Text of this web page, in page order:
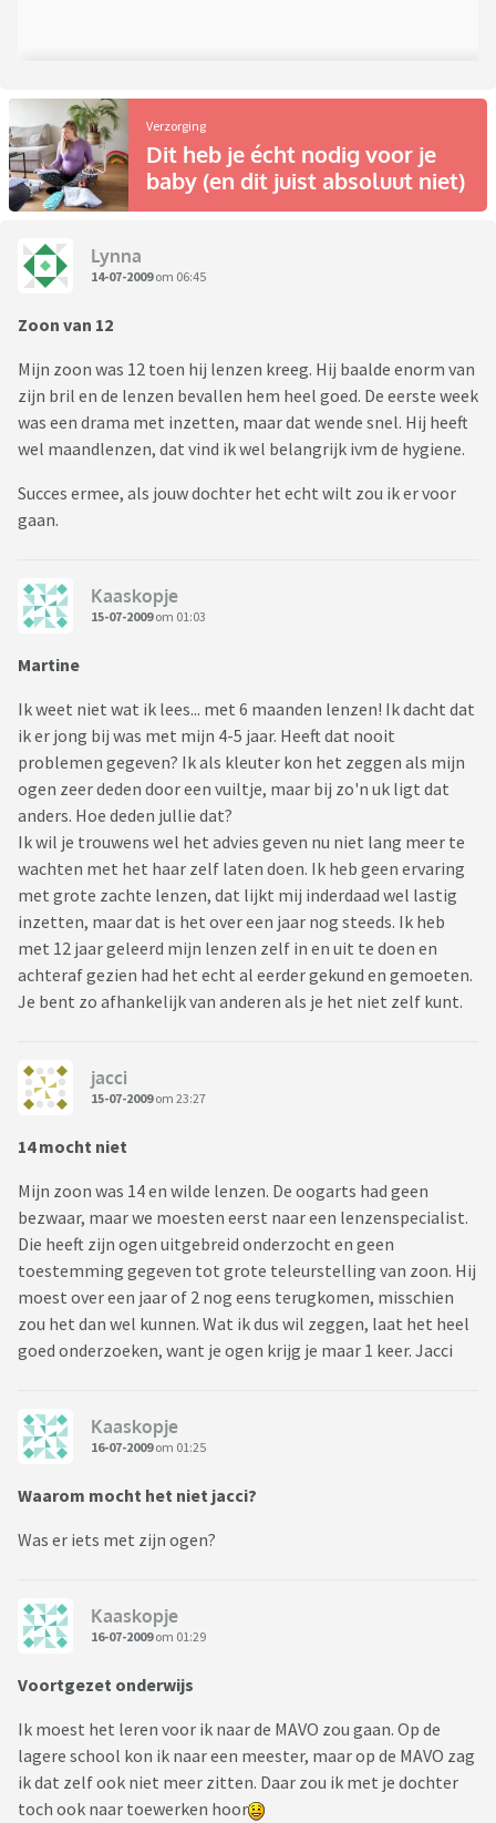
Verzorging
Dit heb je écht nodig voor je
baby (en dit juist absoluut niet)
Lynna
14-07-2009om 06:45
Zoon van 12
Mijn zoon was 12 toen hij lenzen kreeg. Hij baalde enorm van
zijn bril en de lenzen bevallen hem heel goed. De eerste week
was een drama met inzetten, maar dat wende snel. Hij heeft
wel maandlenzen, dat vind ik wel belangrijk ivm de hygiene.
Succes ermee, als jouw dochter het echt wilt zou ik er voor
gaan.
Kaaskopje
15-07-2009om 01:03
Martine
Ik weet niet wat ik lees... met 6 maanden lenzen! Ik dacht dat
ik er jong bij was met mijn 4-5 jaar. Heeft dat nooit
problemen gegeven? Ik als kleuter kon het zeggen als mijn
ogen zeer deden door een vuiltje, maar bij zo'n uk ligt dat
anders. Hoe deden jullie dat?
Ik wil je trouwens wel het advies geven nu niet lang meer te
wachten met het haar zelf laten doen. Ik heb geen ervaring
met grote zachte lenzen, dat lijkt mij inderdaad wel lastig
inzetten, maar dat is het over een jaar nog steeds. Ik heb
met 12 jaar geleerd mijn lenzen zelf in en uit te doen en
achteraf gezien had het echt al eerder gekund en gemoeten.
Je bent zo afhankelijk van anderen als je het niet zelf kunt.
jacci
15-07-2009om 23:27
14 mocht niet
Mijn zoon was 14 en wilde lenzen. De oogarts had geen
bezwaar, maar we moesten eerst naar een lenzenspecialist.
Die heeft zijn ogen uitgebreid onderzocht en geen
toestemming gegeven tot grote teleurstelling van zoon. Hij
moest over een jaar of 2 nog eens terugkomen, misschien
zou het dan wel kunnen. Wat ik dus wil zeggen, laat het heel
goed onderzoeken, want je ogen krijg je maar 1 keer. Jacci
Kaaskopje
16-07-2009om 01:25
Waarom mocht het niet jacci?
Was er iets met zijn ogen?
Kaaskopje
16-07-2009om 01:29
Voortgezet onderwijs
Ik moest het leren voor ik naar de MAVO zou gaan. Op de
lagere school kon ik naar een meester, maar op de MAVO zag
ik dat zelf ook niet meer zitten. Daar zou ik met je dochter
toch ook naar toewerken hoor